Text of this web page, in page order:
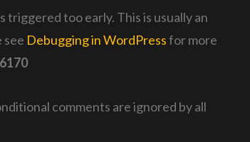
triggered too early. This is usually an
see Debugging in WordPressfor more
6170
comments are ignored by all